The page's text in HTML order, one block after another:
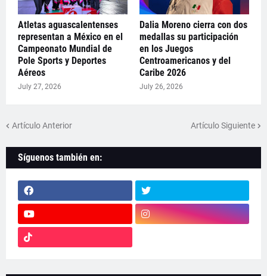
Atletas aguascalentenses
representan a México en el
Campeonato Mundial de
Pole Sports y Deportes
Aéreos
July 27, 2026
Dalia Moreno cierra con dos
medallas su participación
en los Juegos
Centroamericanos y del
Caribe 2026
July 26, 2026
Artículo Anterior Artículo Siguiente
Síguenos también en: